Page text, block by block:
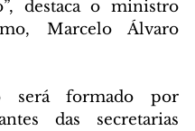
destaca o ministro
Marcelo Álvaro
será formado por
das secretarias